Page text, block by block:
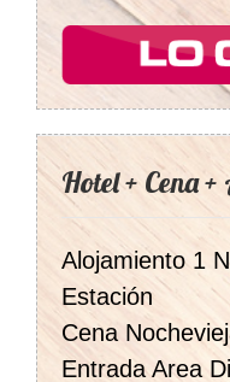
Hotel + Cena
Alojamiento 1
Estación
Cena
Entrada Area